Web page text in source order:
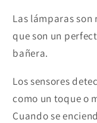
Las lámparas
que son un
bañera.
Los sensores
como un toque o
Cuando se